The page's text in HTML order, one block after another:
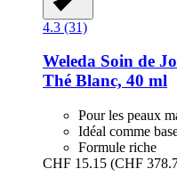
4.3 (31)
Weleda Soin de
Thé Blanc, 40 ml
Pour les peaux
Idéal comme
Formule riche
CHF 15.15 (CHF